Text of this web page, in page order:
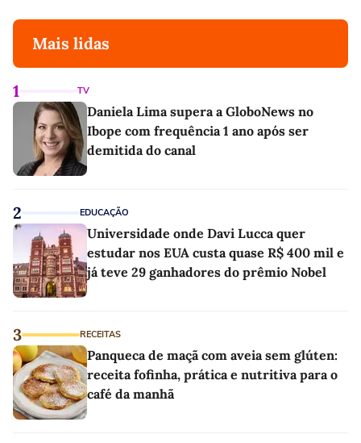
Mais lidas
1 TV
Daniela Lima supera a GloboNews no
Ibope com frequência 1 ano após ser
demitida do canal
2 EDUCAÇÃO
Universidade onde Davi Lucca quer
estudar nos EUA custa quase R$ 400 mil e
já teve 29 ganhadores do prêmio Nobel
3 RECEITAS
Panqueca de maçã com aveia sem glúten:
receita fofinha, prática e nutritiva para o
café da manhã